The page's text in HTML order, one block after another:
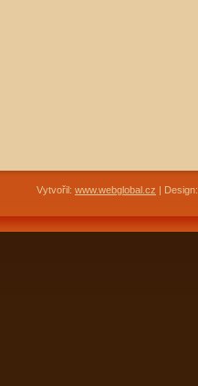
Vytvořil: www.webglobal.cz | Design: